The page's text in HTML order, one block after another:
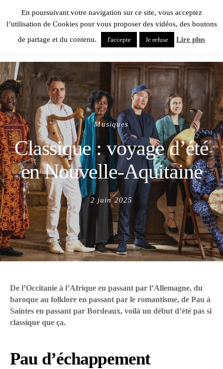
Musiques
Classique : voyage d’été
en Nouvelle-Aquitaine
Posted
2 juin 2025
De l’Occitanie à l’Afrique en passant par l’Allemagne, du
baroque au folklore en passant par le romantisme, de Pau à
Saintes en passant par Bordeaux, voilà un début d’été pas si
classique que ça.
Pau d’échappement
En poursuivant votre navigation sur ce site, vous acceptez
l’utilisation de Cookies pour vous proposer des vidéos, des boutons
de partage et du contenu.
J'accepte Je refuse Lire plus